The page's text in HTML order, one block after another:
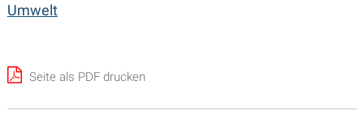
Umwelt
Seite als PDF drucken